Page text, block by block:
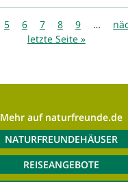
5 6 7 8 9 …
letzte Seite »
Mehr auf naturfreunde.de
NATURFREUNDEHÄUSER
REISEANGEBOTE